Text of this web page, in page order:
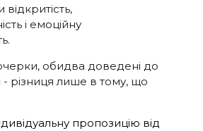
і емоційну
обидва доведені до
- різниця лише в тому, що
пропозицію від